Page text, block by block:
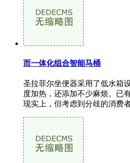
而一体化组合智能马桶
圣拉菲尔坐便器采用了低水箱
度加热，还添加不少麻烦。已
现实上，但考虑到分歧的消费